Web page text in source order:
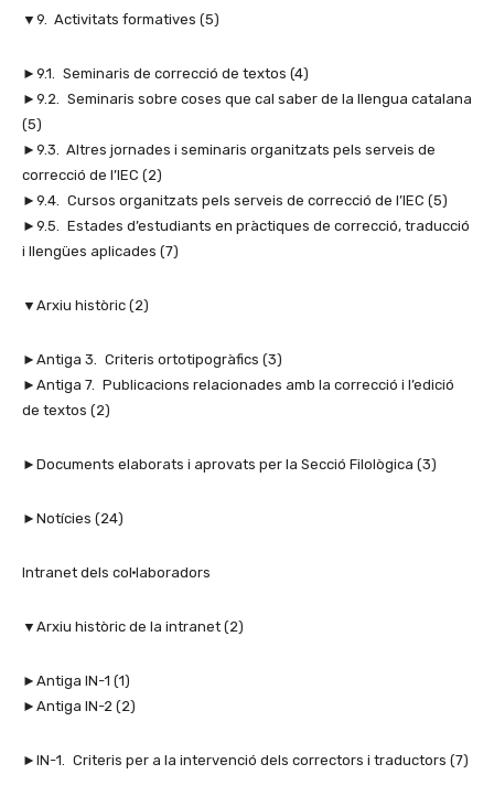
▼9. Activitats formatives (5)
►9.1. Seminaris de correcció de textos (4)
►9.2. Seminaris sobre coses que cal saber de la llengua catalana
(5)
►9.3. Altres jornades i seminaris organitzats pels serveis de
correcció de l’IEC (2)
►9.4. Cursos organitzats pels serveis de correcció de l’IEC (5)
►9.5. Estades d’estudiants en pràctiques de correcció, traducció
i llengües aplicades (7)
▼Arxiu històric (2)
►Antiga 3. Criteris ortotipogràfics (3)
►Antiga 7. Publicacions relacionades amb la correcció i l’edició
de textos (2)
►Documents elaborats i aprovats per la Secció Filològica (3)
►Notícies (24)
Intranet dels col·laboradors
▼Arxiu històric de la intranet (2)
►Antiga IN-1 (1)
►Antiga IN-2 (2)
►IN-1. Criteris per a la intervenció dels correctors i traductors (7)